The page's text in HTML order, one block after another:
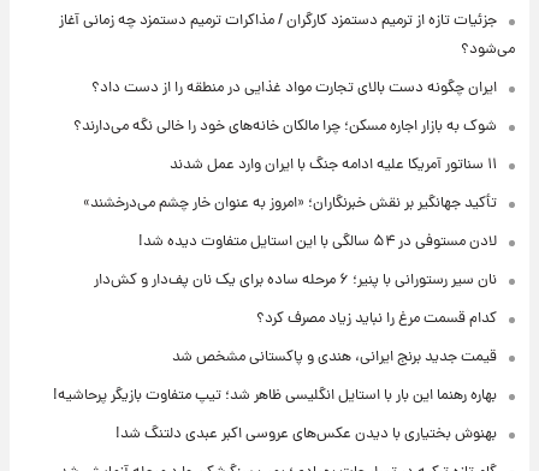
جزئیات تازه از ترمیم دستمزد کارگران / مذاکرات ترمیم دستمزد چه زمانی آغاز
می‌شود؟
ایران چگونه دست بالای تجارت مواد غذایی در منطقه را از دست داد؟
شوک به بازار اجاره مسکن؛ چرا مالکان خانه‌های خود را خالی نگه می‌دارند؟
۱۱ سناتور آمریکا علیه ادامه جنگ با ایران وارد عمل شدند
تأکید جهانگیر بر نقش خبرنگاران؛ «امروز به عنوان خار چشم می‌درخشند»
لادن مستوفی در ۵۴ سالگی با این استایل متفاوت دیده شد!
نان سیر رستورانی با پنیر؛ ۶ مرحله ساده برای یک نان پف‌دار و کش‌دار
کدام قسمت مرغ را نباید زیاد مصرف کرد؟
قیمت جدید برنج ایرانی، هندی و پاکستانی مشخص شد
بهاره رهنما این بار با استایل انگلیسی ظاهر شد؛ تیپ متفاوت بازیگر پرحاشیه!
بهنوش بختیاری با دیدن عکس‌های عروسی اکبر عبدی دلتنگ شد!